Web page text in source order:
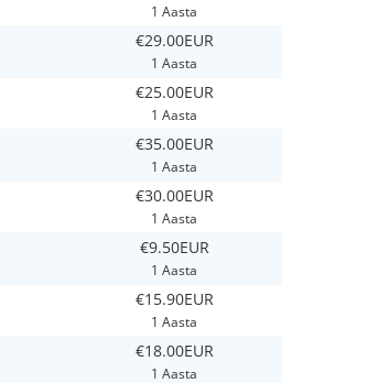
1 Aasta
€29.00EUR
1 Aasta
€25.00EUR
1 Aasta
€35.00EUR
1 Aasta
€30.00EUR
1 Aasta
€9.50EUR
1 Aasta
€15.90EUR
1 Aasta
€18.00EUR
1 Aasta